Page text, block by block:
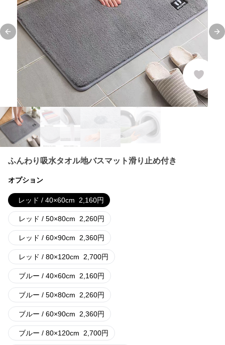
Previous slide
ふんわり吸水タオル地バスマット滑り止め付き
オプション
レッド / 40×60cm 2,160円
レッド / 50×80cm 2,260円
レッド / 60×90cm 2,360円
レッド / 80×120cm 2,700円
ブルー / 40×60cm 2,160円
ブルー / 50×80cm 2,260円
ブルー / 60×90cm 2,360円
ブルー / 80×120cm 2,700円